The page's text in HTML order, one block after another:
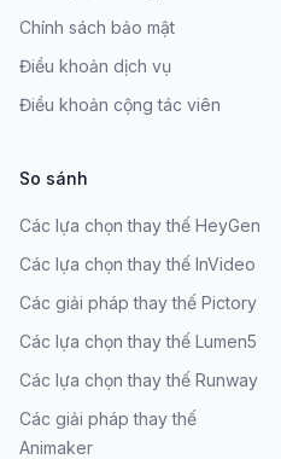
Chính sách bảo mật
Điều khoản dịch vụ
Điều khoản cộng tác viên
So sánh
Các lựa chọn thay thế HeyGen
Các lựa chọn thay thế InVideo
Các giải pháp thay thế Pictory
Các lựa chọn thay thế Lumen5
Các lựa chọn thay thế Runway
Các giải pháp thay thế
Animaker